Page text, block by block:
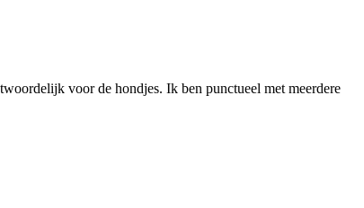
voor de hondjes. Ik ben punctueel met meerdere